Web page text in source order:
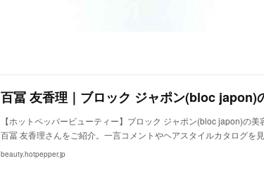
【ホットペッパービューティー】ブロック ジャポン(bloc japon)の美
百冨 友香理さんをご紹介。一言コメントやヘアスタイルカタログを
beauty.hotpepper.jp